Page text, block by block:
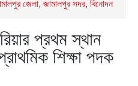
জেলা, জামালপুর সদর, বিনোদন
প্রথম স্থান
শিক্ষা পদক